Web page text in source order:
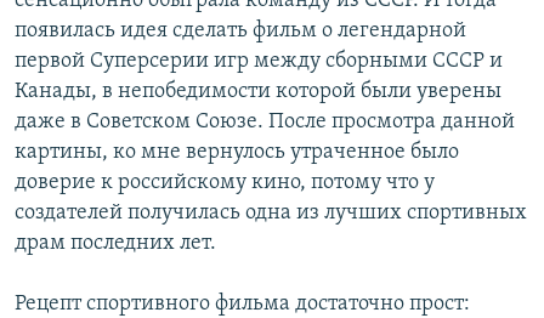
появилась идея сделать фильм о легендарной
первой Суперсерии игр между сборными СССР и
Канады, в непобедимости которой были уверены
даже в Советском Союзе. После просмотра данной
картины, ко мне вернулось утраченное было
доверие к российскому кино, потому что у
создателей получилась одна из лучших спортивных
драм последних лет.
Рецепт спортивного фильма достаточно прост: